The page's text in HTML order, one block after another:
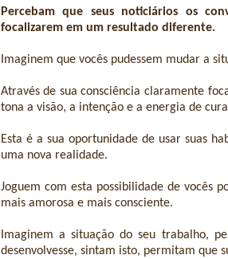
Percebam que seus noticiários os
focalizarem em um resultado diferente.
Imaginem que vocês pudessem mudar a
Através de sua consciência claramente
tona a visão, a intenção e a energia de
Esta é a sua oportunidade de usar suas
uma nova realidade.
Joguem com esta possibilidade de vocês
mais amorosa e mais consciente.
Imaginem a situação do seu trabalho,
desenvolvesse, sintam isto, permitam que